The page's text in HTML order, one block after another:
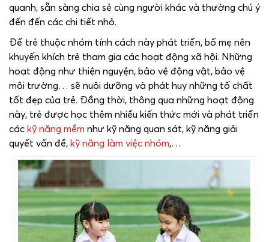
quanh, sẵn sàng chia sẻ cùng người khác và thường chú ý
đến đến các chi tiết nhỏ.
Để trẻ thuộc nhóm tính cách này phát triển, bố mẹ nên
khuyến khích trẻ tham gia các hoạt động xã hội. Những
hoạt động như thiện nguyện, bảo vệ động vật, bảo vệ
môi trường… sẽ nuôi dưỡng và phát huy những tố chất
tốt đẹp của trẻ. Đồng thời, thông qua những hoạt động
này, trẻ được học thêm nhiều kiến thức mới và phát triển
các kỹ năng mềm như kỹ năng quan sát, kỹ năng giải
quyết vấn đề, kỹ năng làm việc nhóm,…